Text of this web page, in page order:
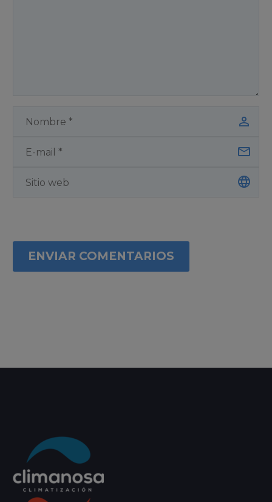
ENVIAR COMENTARIOS